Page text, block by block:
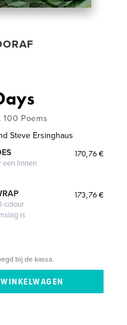
Poems
Steve Ersinghaus
een linnen
170,76 €
colour
is
173,76 €
bij de kassa.